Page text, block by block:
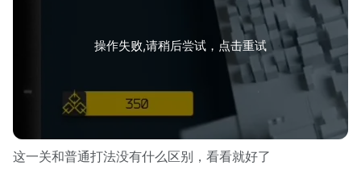
操作失败,请稍后尝试，点击重试
这一关和普通打法没有什么区别，看看就好了